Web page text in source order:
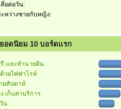
ยต่อวัน:
หว่างชายกับหญิง:
อดนิยม 10 บอร์ดแรก
และทำนายฝัน
วยไพ่ฟาโรห์
ยสัปดาห์
เก็บค่าบริการ
น